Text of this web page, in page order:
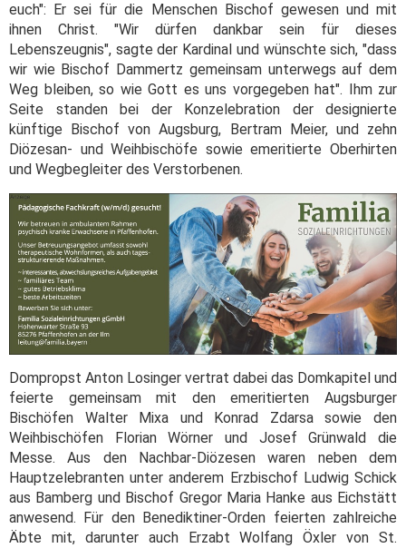
euch": Er sei für die Menschen Bischof gewesen und mit
ihnen Christ. "Wir dürfen dankbar sein für dieses
Lebenszeugnis", sagte der Kardinal und wünschte sich, "dass
wir wie Bischof Dammertz gemeinsam unterwegs auf dem
Weg bleiben, so wie Gott es uns vorgegeben hat". Ihm zur
Seite standen bei der Konzelebration der designierte
künftige Bischof von Augsburg, Bertram Meier, und zehn
Diözesan- und Weihbischöfe sowie emeritierte Oberhirten
und Wegbegleiter des Verstorbenen.
Dompropst Anton Losinger vertrat dabei das Domkapitel und
feierte gemeinsam mit den emeritierten Augsburger
Bischöfen Walter Mixa und Konrad Zdarsa sowie den
Weihbischöfen Florian Wörner und Josef Grünwald die
Messe. Aus den Nachbar-Diözesen waren neben dem
Hauptzelebranten unter anderem Erzbischof Ludwig Schick
aus Bamberg und Bischof Gregor Maria Hanke aus Eichstätt
anwesend. Für den Benediktiner-Orden feierten zahlreiche
Äbte mit, darunter auch Erzabt Wolfang Öxler von St.